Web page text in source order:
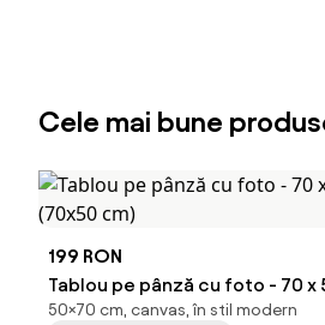
Cele mai bune
199 RON
Tablou pe pânză cu foto - 70 x 50 cm
(70x50 cm)
50×70 cm, canvas, în stil modern